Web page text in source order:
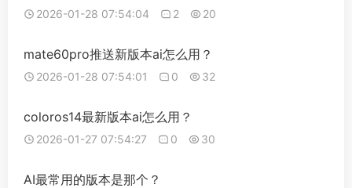
2026-01-28 07:54:04 2 20
mate60pro推送新版本ai怎么用？
2026-01-28 07:54:01 0 32
coloros14最新版本ai怎么用？
2026-01-27 07:54:27 0 30
AI最常用的版本是那个？